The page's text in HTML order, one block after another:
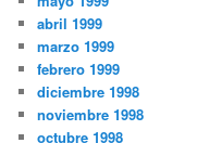
abril 1999
marzo 1999
febrero 1999
diciembre 1998
noviembre 1998
octubre 1998